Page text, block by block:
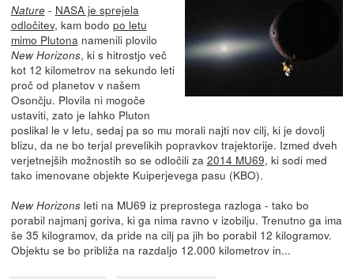
Nature- NASA je sprejela
odločitev, kam bodo po letu
mimo Plutona namenili plovilo
New Horizons, ki s hitrostjo več
kot 12 kilometrov na sekundo leti
proč od planetov v našem
Osončju. Plovila ni mogoče
ustaviti, zato je lahko Pluton
poslikal le v letu, sedaj pa so mu morali najti nov cilj, ki je dovolj
blizu, da ne bo terjal prevelikih popravkov trajektorije. Izmed dveh
verjetnejših možnostih so se odločili za 2014 MU69, ki sodi med
tako imenovane objekte Kuiperjevega pasu (KBO).
New Horizonsleti na MU69 iz preprostega razloga - tako bo
porabil najmanj goriva, ki ga nima ravno v izobilju. Trenutno ga ima
še 35 kilogramov, da pride na cilj pa jih bo porabil 12 kilogramov.
Objektu se bo približa na razdaljo 12.000 kilometrov in...